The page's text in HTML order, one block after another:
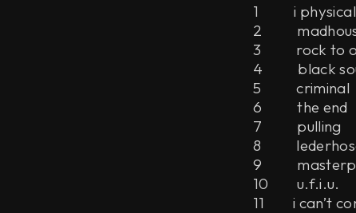
1 i
2
3 rock to
4 black
5 criminal
6 the end
7 pulling
8
9
10 u.f.i.u.
11 i can’t